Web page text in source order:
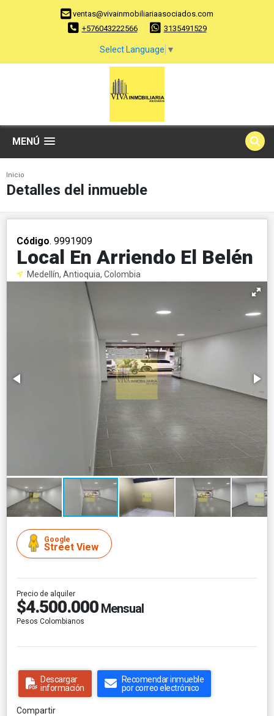
ventas@vivainmobiliariaasociados.com
+576043222566
3135491529
Select Language ▼
MENÚ
Inicio
Detalles del inmueble
Código. 9991909
Local En Arriendo El Belén
Medellín, Antioquia, Colombia
Google
Street View
Precio de alquiler
$4.500.000 Mensual
Pesos Colombianos
Descargar
información
Recomendar inmueble
por correo electrónico
Compartir